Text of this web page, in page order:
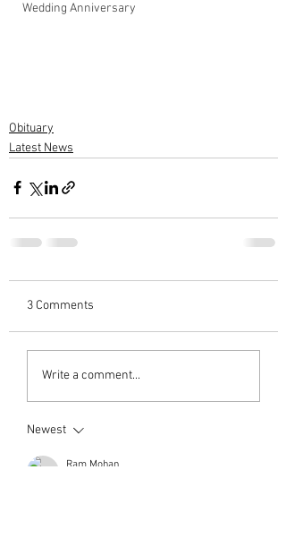
Wedding Anniversary
Obituary
Latest News
3 Comments
Write a comment...
Newest
Ram Mohan